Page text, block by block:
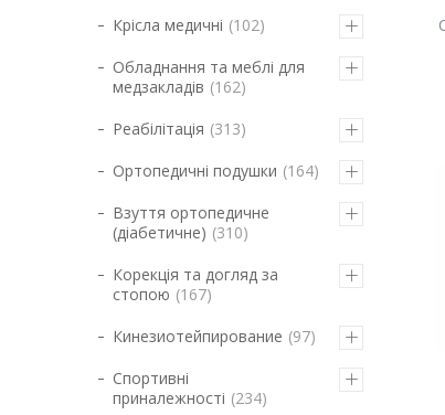
Крісла медичні 102
Обладнання та меблі для
медзакладів 162
Реабілітація 313
Ортопедичні подушки 164
Взуття ортопедичне
(діабетичне) 310
Корекція та догляд за
стопою 167
Кинезиотейпирование 97
Спортивні
приналежності 234